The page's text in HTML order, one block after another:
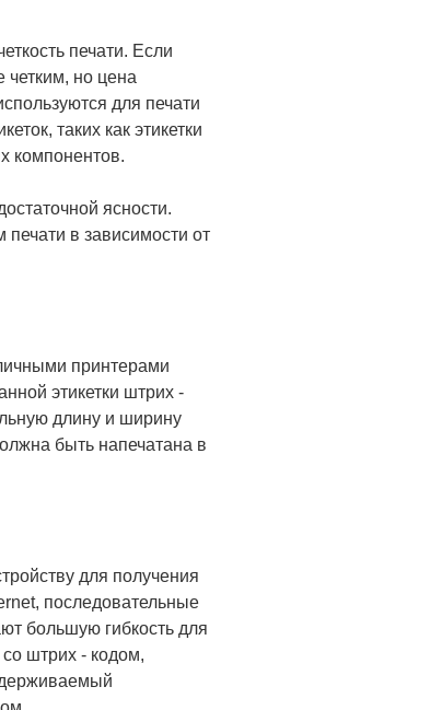
печати. Если
четким, но цена
для печати
таких как этикетки
компонентов.
ясности.
в зависимости от
принтерами
этикетки штрих -
длину и ширину
быть напечатана в
для получения
последовательные
большую гибкость для
штрих - кодом,